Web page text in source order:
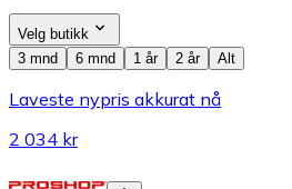
Velg butikk
3 mnd
6 mnd 1 år 2 år Alt
Laveste nypris akkurat nå
2 034 kr